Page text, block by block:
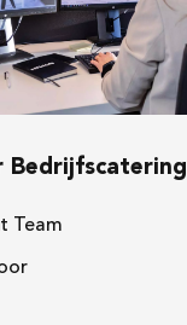
Bedrijfscatering
Team